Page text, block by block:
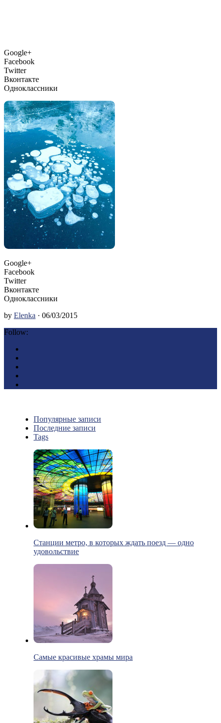
Google+
Facebook
Twitter
Вконтакте
Одноклассники
Google+
Facebook
Twitter
Вконтакте
Одноклассники
by Elenka · 06/03/2015
Follow:
Популярные записи
Последние записи
Tags
Станции метро, в которых ждать поезд — одно
удовольствие
Самые красивые храмы мира